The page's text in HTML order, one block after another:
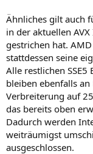
Ähnliches gilt auch
in der aktuellen
gestrichen hat.
stattdessen seine
Alle restlichen SSE5
bleiben ebenfalls
Verbreiterung auf
das bereits oben
Dadurch werden
weiträumigst
ausgeschlossen.